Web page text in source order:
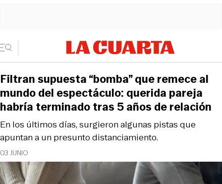
03 JUNIO
En los últimos días, surgieron algunas pistas que
apuntan a un presunto distanciamiento.
Filtran supuesta “bomba” que remece al
mundo del espectáculo: querida pareja
habría terminado tras 5 años de relación